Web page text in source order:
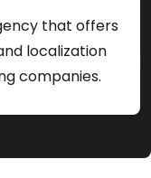
that offers
localization
companies.